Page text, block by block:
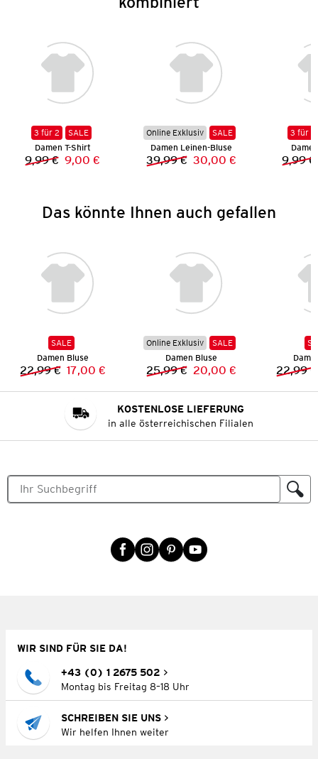
3 für 2
SALE
Damen T-Shirt
Vorheriger Preis:
9,99 € Neuer Preis:
9,00 €
Online Exklusiv
SALE
Damen Leinen-Bluse
Vorheriger Preis:
39,99 € Neuer Preis:
30,00 €
3 für 2
9,99 €
Das könnte Ihnen auch gefallen
SALE
Damen Bluse
Vorheriger Preis:
22,99 € Neuer Preis:
17,00 €
Online Exklusiv
SALE
Damen Bluse
Vorheriger Preis:
25,99 € Neuer Preis:
20,00 € 22,99 €
KOSTENLOSE LIEFERUNG
in alle österreichischen Filialen
WIR SIND FÜR SIE DA!
+43 (0) 1 2675 502
Montag bis Freitag 8–18 Uhr
SCHREIBEN SIE UNS
Wir helfen Ihnen weiter